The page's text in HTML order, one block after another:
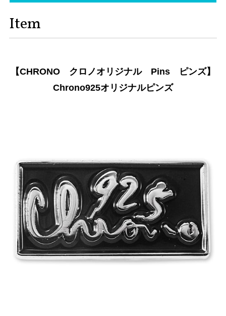
Item
【CHRONO クロノオリジナル Pins ピンズ】
Chrono925オリジナルピンズ